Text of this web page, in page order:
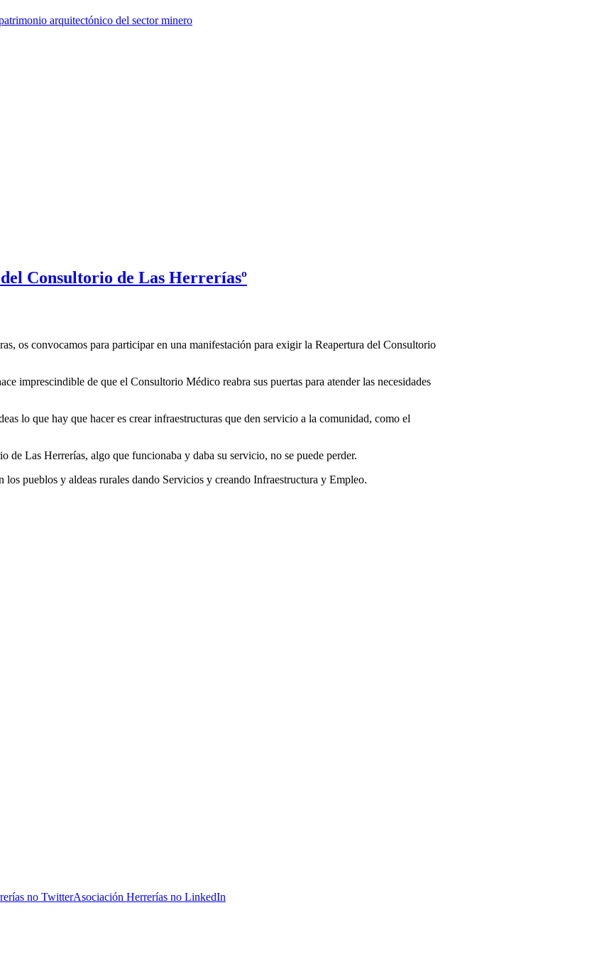
Consultorio de Las Herreríasº
os convocamos para participar en una manifestación para exigir la Reapertura del Consultorio
imprescindible de que el Consultorio Médico reabra sus puertas para atender las necesidades
lo que hay que hacer es crear infraestructuras que den servicio a la comunidad, como el
de Las Herrerías, algo que funcionaba y daba su servicio, no se puede perder.
pueblos y aldeas rurales dando Servicios y creando Infraestructura y Empleo.
no TwitterAsociación Herrerías no LinkedIn